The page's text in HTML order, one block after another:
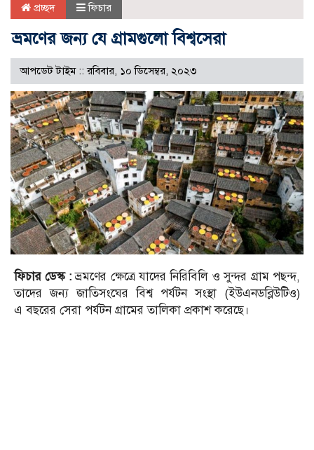
প্রচ্ছদ ফিচার
ভ্রমণের জন্য যে গ্রামগুলো বিশ্বসেরা
আপডেট টাইম :: রবিবার, ১০ ডিসেম্বর, ২০২৩
ফিচার ডেস্ক :ভ্রমণের ক্ষেত্রে যাদের নিরিবিলি ‍ও সুন্দর গ্রাম পছন্দ,
তাদের জন্য জাতিসংঘের বিশ্ব পর্যটন সংস্থা (ইউএনডব্লিউটিও)
এ বছরের সেরা পর্যটন গ্রামের তালিকা প্রকাশ করেছে।